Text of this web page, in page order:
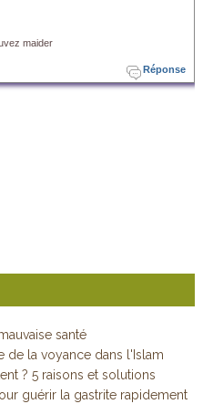
maider
Réponse
santé
de la voyance dans l'Islam
? 5 raisons et solutions
guérir la gastrite rapidement